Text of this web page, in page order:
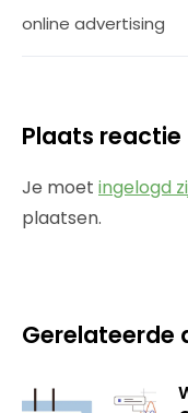
online advertising
Plaats reactie
Je moet ingelogd
plaatsen.
Gerelateerde